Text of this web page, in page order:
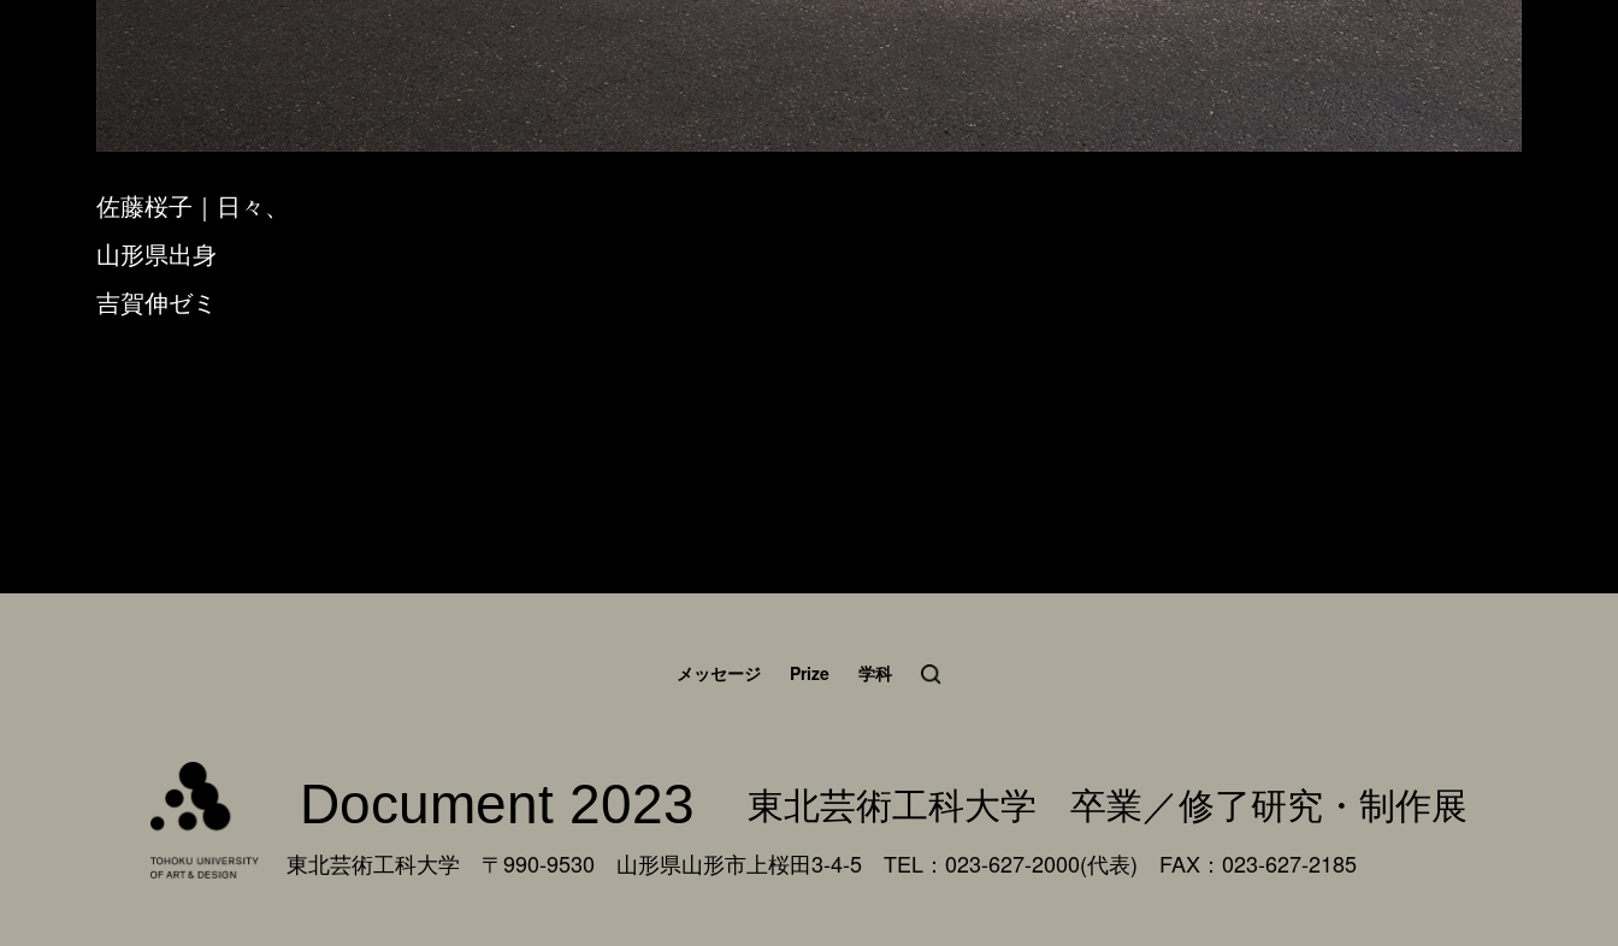
佐藤桜子｜日々、
山形県出身
吉賀伸ゼミ
メッセージ Prize 学科
Document 2023 東北芸術工科大学 卒業／修了研究・制作展
東北芸術工科大学 〒990-9530 山形県山形市上桜田3-4-5 TEL：023-627-2000(代表) FAX：023-627-2185